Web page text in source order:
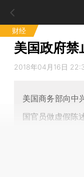
财经
美国政府禁
2018年04月16日
美国商务部向中
国官员做虚假陈